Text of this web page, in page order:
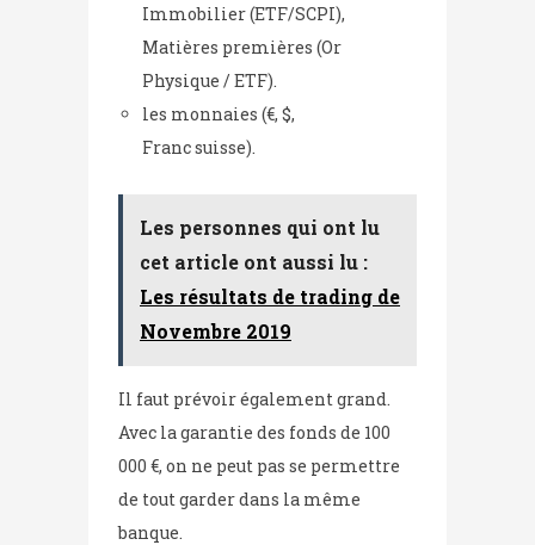
Immobilier (ETF/SCPI),
Matières premières (Or
Physique / ETF).
les monnaies (€, $,
Franc suisse).
Les personnes qui ont lu
cet article ont aussi lu :
Les résultats de trading de
Novembre 2019
Il faut prévoir également grand.
Avec la garantie des fonds de 100
000 €, on ne peut pas se permettre
de tout garder dans la même
banque.